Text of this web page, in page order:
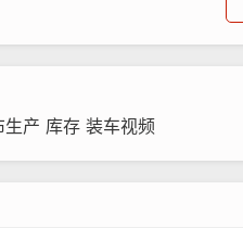
产 库存 装车视频